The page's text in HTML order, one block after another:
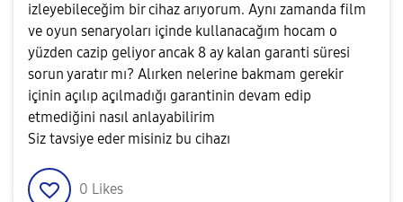
izleyebileceğim bir cihaz arıyorum. Aynı zamanda film
ve oyun senaryoları içinde kullanacağım hocam o
yüzden cazip geliyor ancak 8 ay kalan garanti süresi
sorun yaratır mı? Alırken nelerine bakmam gerekir
içinin açılıp açılmadığı garantinin devam edip
etmediğini nasıl anlayabilirim
Siz tavsiye eder misiniz bu cihazı
0 Likes